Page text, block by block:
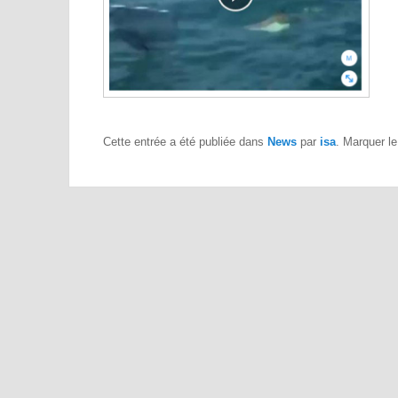
Cette entrée a été publiée dans News par isa. Marquer le